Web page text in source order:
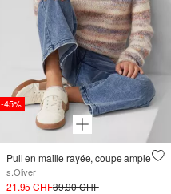
-45%
Pull en maille rayée, coupe ample
s.Oliver
21.95 CHF39.90 CHF